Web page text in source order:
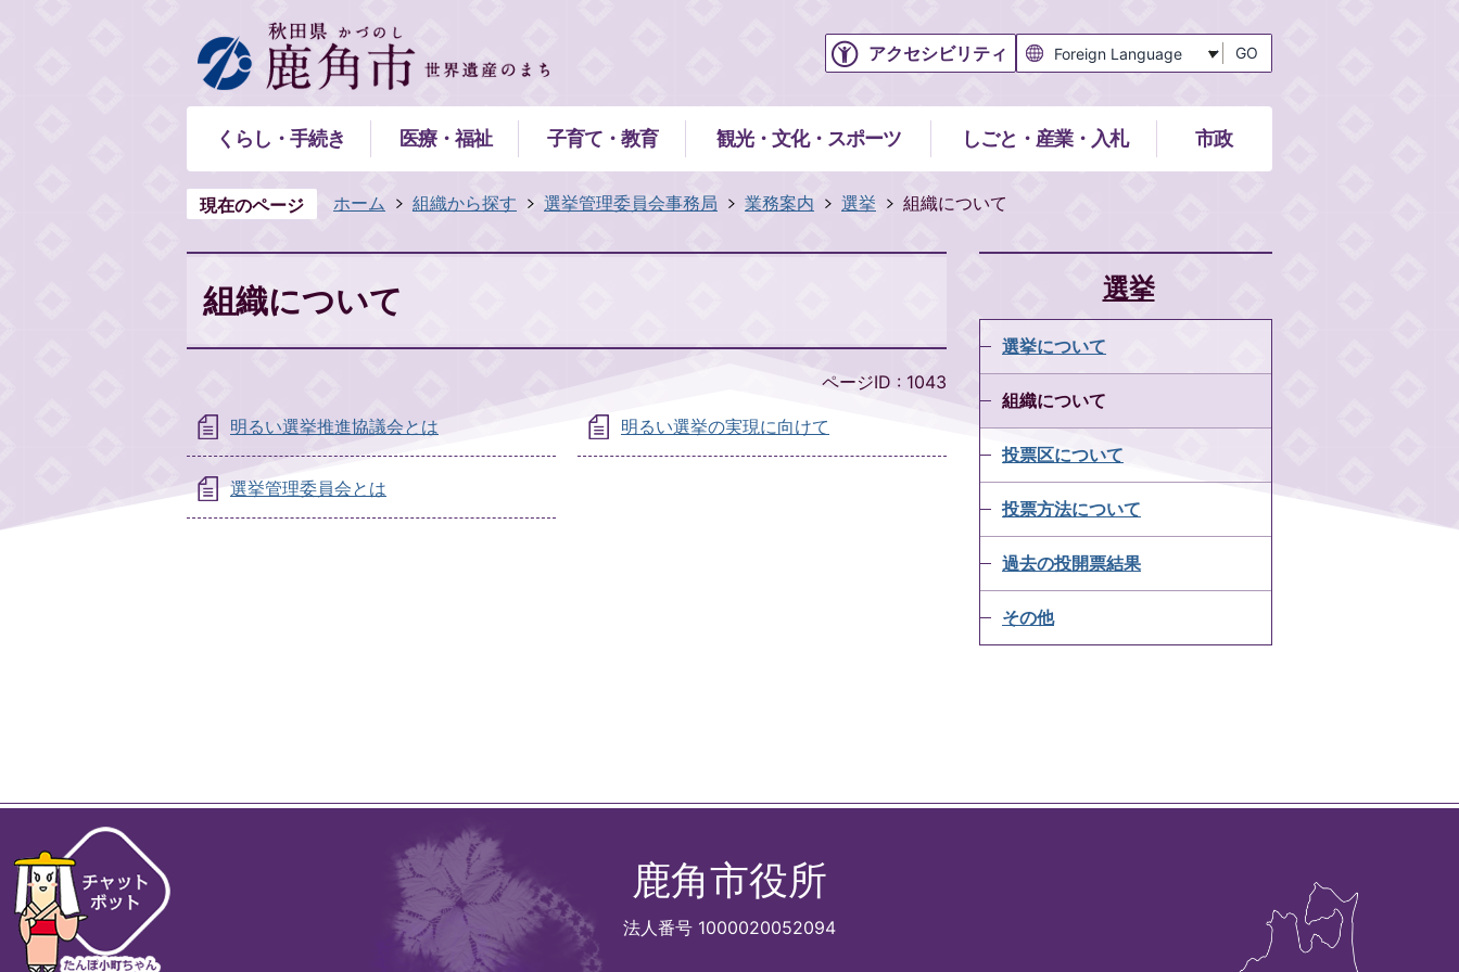
アクセシビリティ GO
くらし・手続き 医療・福祉 子育て・教育 観光・文化・スポーツ しごと・産業・入札 市政
現在のページ ホーム 組織から探す 選挙管理委員会事務局 業務案内 選挙 組織について
組織について
ページID : 1043
明るい選挙推進協議会とは 明るい選挙の実現に向けて
選挙管理委員会とは
選挙
選挙について
組織について
投票区について
投票方法について
過去の投開票結果
その他
鹿角市役所
法人番号 1000020052094